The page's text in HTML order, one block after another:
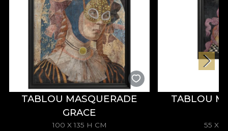
TABLOU MASQUERADE
GRACE
100 X 135 H CM
TABLOU
55 X